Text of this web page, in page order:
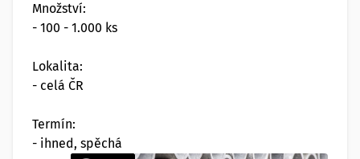
Množství:
- 100 - 1.000 ks
Lokalita:
- celá ČR
Termín:
- ihned, spěchá